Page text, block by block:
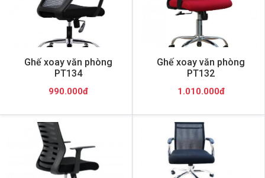
Ghế xoay văn phòng
PT134
990.000đ
Ghế xoay văn phòng
PT132
1.010.000đ